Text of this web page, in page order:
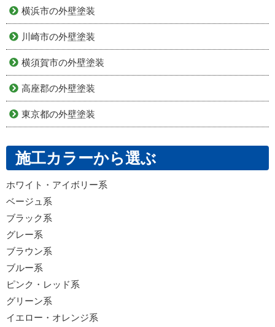
横浜市の外壁塗装
川崎市の外壁塗装
横須賀市の外壁塗装
高座郡の外壁塗装
東京都の外壁塗装
施工カラーから選ぶ
ホワイト・アイボリー系
ベージュ系
ブラック系
グレー系
ブラウン系
ブルー系
ピンク・レッド系
グリーン系
イエロー・オレンジ系